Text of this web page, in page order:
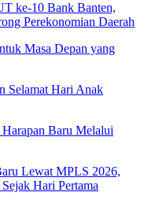
ke-10 Bank Banten,
Perekonomian Daerah
Masa Depan yang
Selamat Hari Anak
Baru Melalui
Lewat MPLS 2026,
Hari Pertama